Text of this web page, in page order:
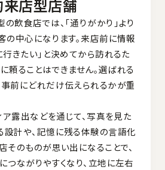
来店型店舗
飲食店では、「通りがかり」より
の中心になります。来店前に情報
行きたい」と決めてから訪れるた
頼ることはできません。選ばれる
前にどれだけ伝えられるかが重
ア露出などを通じて、写真を見た
計や、記憶に残る体験の言語化
そのものが思い出になることで、
つながりやすくなり、立地に左右